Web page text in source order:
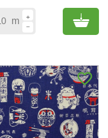
m Add
favorite_border